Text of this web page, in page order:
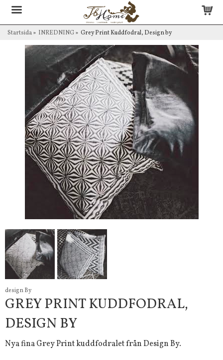
Startsida» INREDNING» Grey Print Kuddfodral, Design by
design By
GREY PRINT KUDDFODRAL,
DESIGN BY
Nya fina Grey Print kuddfodralet från Design By.